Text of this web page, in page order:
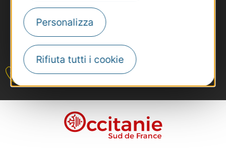
Personalizza
Rifiuta tutti i cookie
#VoyageOccitanie
Contattateci